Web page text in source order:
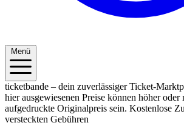
Menü
ticketbande – dein zuverlässiger Ticket-
hier ausgewiesenen Preise können höher oder
aufgedruckte Originalpreis sein. Kostenlose
versteckten Gebühren